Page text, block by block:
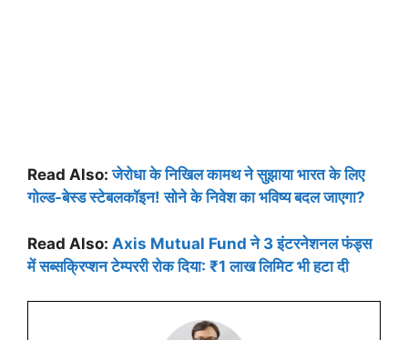
Read Also:जेरोधा के निखिल कामथ ने सुझाया भारत के लिए
गोल्ड-बेस्ड स्टेबलकॉइन! सोने के निवेश का भविष्य बदल जाएगा?
Read Also: Axis Mutual Fund ने 3 इंटरनेशनल फंड्स
में सब्सक्रिप्शन टेम्पररी रोक दिया: ₹1 लाख लिमिट भी हटा दी